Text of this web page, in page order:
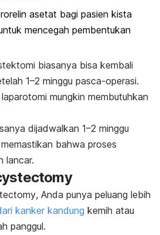
asetat bagi pasien kista
mencegah pembentukan
biasanya bisa kembali
1–2 minggu pasca-operasi.
mungkin membutuhkan
dijadwalkan 1–2 minggu
bahwa proses
lancar.
, Anda punya peluang lebih
kanker kandung kemih atau
panggul.